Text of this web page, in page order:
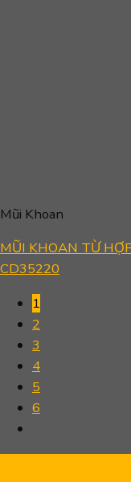
Mũi Khoan
MŨI KHOAN TỪ
CD35220
1
2
3
4
5
6